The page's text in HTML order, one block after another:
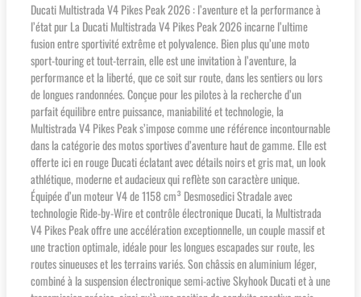
Ducati Multistrada V4 Pikes Peak 2026 : l’aventure et la performance à
l’état pur La Ducati Multistrada V4 Pikes Peak 2026 incarne l’ultime
fusion entre sportivité extrême et polyvalence. Bien plus qu’une moto
sport-touring et tout-terrain, elle est une invitation à l’aventure, la
performance et la liberté, que ce soit sur route, dans les sentiers ou lors
de longues randonnées. Conçue pour les pilotes à la recherche d’un
parfait équilibre entre puissance, maniabilité et technologie, la
Multistrada V4 Pikes Peak s’impose comme une référence incontournable
dans la catégorie des motos sportives d’aventure haut de gamme. Elle est
offerte ici en rouge Ducati éclatant avec détails noirs et gris mat, un look
athlétique, moderne et audacieux qui reflète son caractère unique.
Équipée d’un moteur V4 de 1158 cm³ Desmosedici Stradale avec
technologie Ride-by-Wire et contrôle électronique Ducati, la Multistrada
V4 Pikes Peak offre une accélération exceptionnelle, un couple massif et
une traction optimale, idéale pour les longues escapades sur route, les
routes sinueuses et les terrains variés. Son châssis en aluminium léger,
combiné à la suspension électronique semi-active Skyhook Ducati et à une